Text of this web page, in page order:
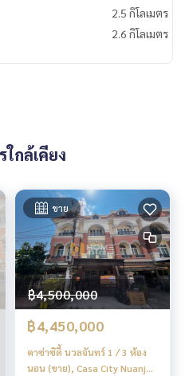
สังหา
2.5 กิโลเมตร
2.6 กิโลเมตร
ใกล้เคียง
ขาย
฿4,500,000
฿4,450,000
คาซ่าซิตี้ นวลจันทร์ 1 / 3 ห้อง
นอน (ขาย), Casa City Nuanjan